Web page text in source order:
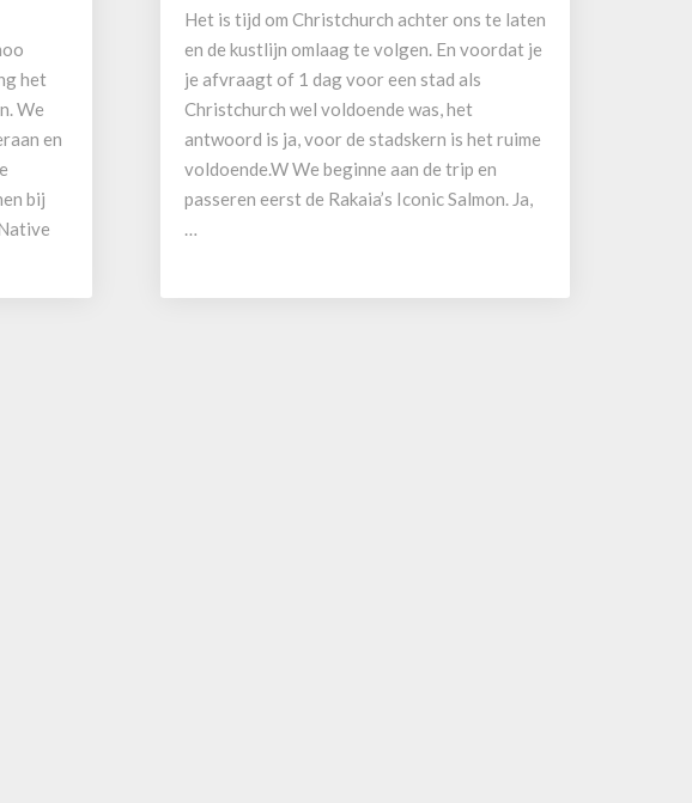
het
We
en
bij
Timaru
Het is tijd om Christchurch achter ons te laten
en de kustlijn omlaag te volgen. En voordat je
je afvraagt of 1 dag voor een stad als
Christchurch wel voldoende was, het
antwoord is ja, voor de stadskern is het ruime
voldoende.W We beginne aan de trip en
passeren eerst de Rakaia’s Iconic Salmon. Ja,
…